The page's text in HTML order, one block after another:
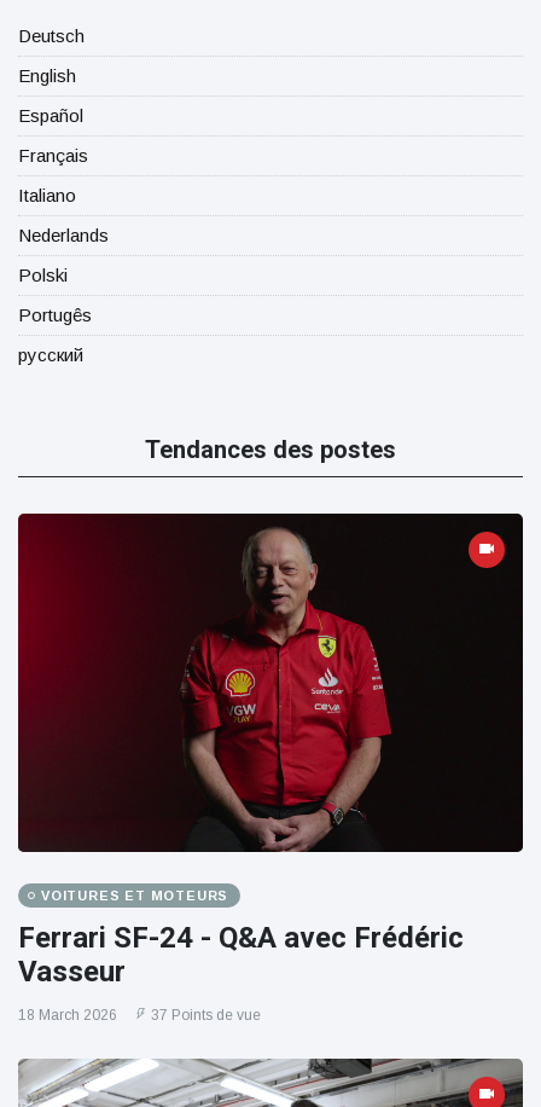
Deutsch
English
Español
Français
Italiano
Nederlands
Polski
Portugês
русский
Tendances des postes
VOITURES ET MOTEURS
Ferrari SF-24 - Q&A avec Frédéric
Vasseur
18 March 2026 37 Points de vue